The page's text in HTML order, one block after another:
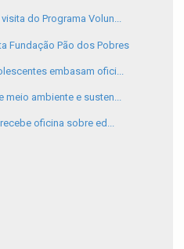
do Programa Volun...
Fundação Pão dos Pobres
embasam ofici...
meio ambiente e susten...
oficina sobre ed...